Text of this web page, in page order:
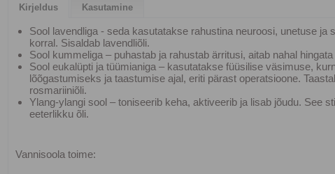
Kirjeldus Kasutamine
Sool lavendliga - seda kasutatakse rahustina neuroosi, unetuse
korral. Sisaldab lavendliõli.
Sool kummeliga – puhastab ja rahustab ärritusi, aitab nahal
Sool eukalüpti ja tüümianiga – kasutatakse füüsilise väsimuse,
lõõgastumiseks ja taastumise ajal, eriti pärast operatsioone.
rosmariiniõli.
Ylang-ylangi sool – toniseerib keha, aktiveerib ja lisab jõudu. See
eeterlikku õli.
Vannisoola toime: